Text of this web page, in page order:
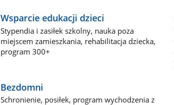
Wsparcie edukacji dzieci
Stypendia i zasiłek szkolny, nauka poza
miejscem zamieszkania, rehabilitacja dziecka,
program 300+
Bezdomni
Schronienie, posiłek, program wychodzenia z